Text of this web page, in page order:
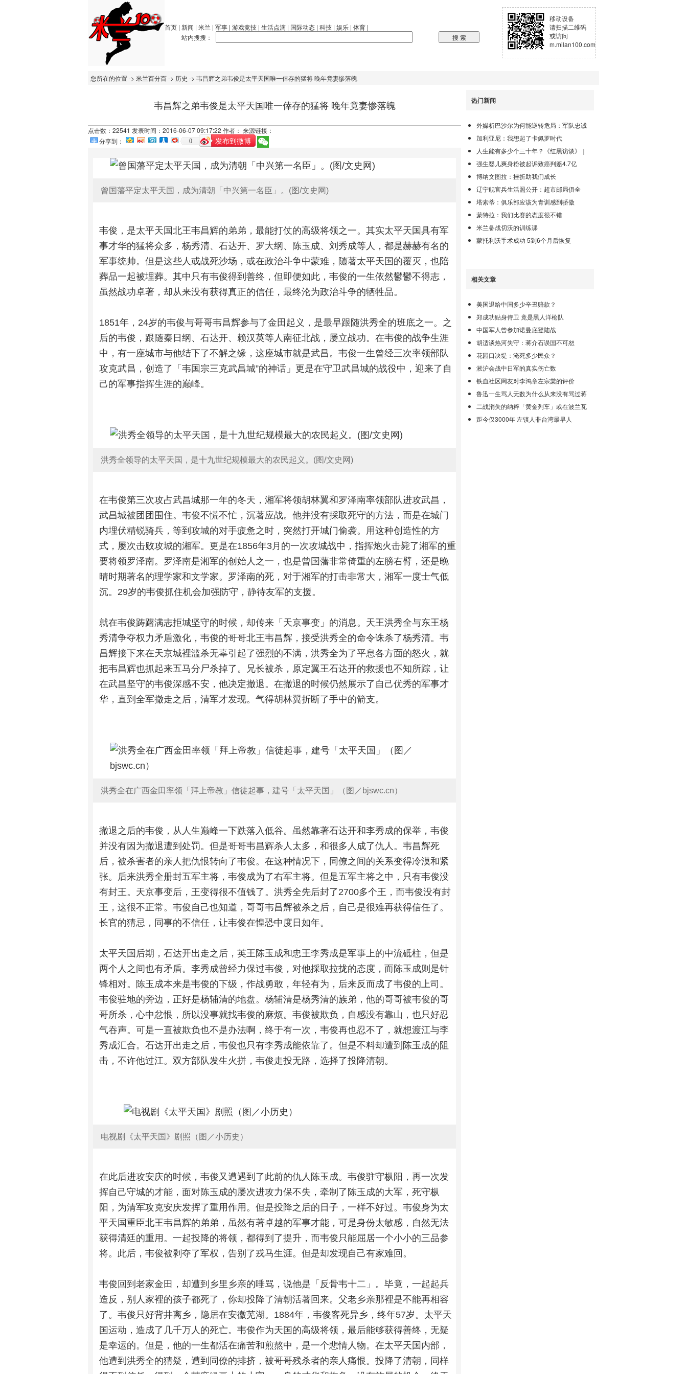
首页 | 新闻 | 米兰 | 军事 | 游戏竞技 | 生活点滴 | 国际动态 | 科技 | 娱乐 | 体育 |
站内搜搜：
移动设备
请扫描二维码
或访问
m.milan100.com
您所在的位置 -> 米兰百分百-> 历史 -> 韦昌辉之弟韦俊是太平天国唯一倖存的猛将 晚年竟妻惨落魄
韦昌辉之弟韦俊是太平天国唯一倖存的猛将 晚年竟妻惨落魄
点击数：22541 发表时间：2016-06-07 09:17:22 作者： 来源链接：
分享到： 0 发布到微博
曾国藩平定太平天国，成为清朝「中兴第一名臣」。(图/文史网)
韦俊，是太平天国北王韦昌辉的弟弟，最能打仗的高级将领之一。其实太平天国具有军
事才华的猛将众多，杨秀清、石达开、罗大纲、陈玉成、刘秀成等人，都是赫赫有名的
军事统帅。但是这些人或战死沙场，或在政治斗争中蒙难，随著太平天国的覆灭，也陪
葬品一起被埋葬。其中只有韦俊得到善终，但即便如此，韦俊的一生依然鬱鬱不得志，
虽然战功卓著，却从来没有获得真正的信任，最终沦为政治斗争的牺牲品。
1851年，24岁的韦俊与哥哥韦昌辉参与了金田起义，是最早跟随洪秀全的班底之一。之
后的韦俊，跟随秦日纲、石达开、赖汉英等人南征北战，屡立战功。在韦俊的战争生涯
中，有一座城市与他结下了不解之缘，这座城市就是武昌。韦俊一生曾经三次率领部队
攻克武昌，创造了「韦国宗三克武昌城”的神话」更是在守卫武昌城的战役中，迎来了自
己的军事指挥生涯的巅峰。
洪秀全领导的太平天国，是十九世纪规模最大的农民起义。(图/文史网)
在韦俊第三次攻占武昌城那一年的冬天，湘军将领胡林翼和罗泽南率领部队进攻武昌，
武昌城被团团围住。韦俊不慌不忙，沉著应战。他并没有採取死守的方法，而是在城门
内埋伏精锐骑兵，等到攻城的对手疲惫之时，突然打开城门偷袭。用这种创造性的方
式，屡次击败攻城的湘军。更是在1856年3月的一次攻城战中，指挥炮火击毙了湘军的重
要将领罗泽南。罗泽南是湘军的创始人之一，也是曾国藩非常倚重的左膀右臂，还是晚
晴时期著名的理学家和文学家。罗泽南的死，对于湘军的打击非常大，湘军一度士气低
沉。29岁的韦俊抓住机会加强防守，静待友军的支援。
就在韦俊踌躇满志拒城坚守的时候，却传来「天京事变」的消息。天王洪秀全与东王杨
秀清争夺权力矛盾激化，韦俊的哥哥北王韦昌辉，接受洪秀全的命令诛杀了杨秀清。韦
昌辉接下来在天京城裡滥杀无辜引起了强烈的不满，洪秀全为了平息各方面的怒火，就
把韦昌辉也抓起来五马分尸杀掉了。兄长被杀，原定翼王石达开的救援也不知所踪，让
在武昌坚守的韦俊深感不安，他决定撤退。在撤退的时候仍然展示了自己优秀的军事才
华，直到全军撤走之后，清军才发现。气得胡林翼折断了手中的箭支。
洪秀全在广西金田率领「拜上帝教」信徒起事，建号「太平天国」（图／bjswc.cn）
撤退之后的韦俊，从人生巅峰一下跌落入低谷。虽然靠著石达开和李秀成的保举，韦俊
并没有因为撤退遭到处罚。但是哥哥韦昌辉杀人太多，和很多人成了仇人。韦昌辉死
后，被杀害者的亲人把仇恨转向了韦俊。在这种情况下，同僚之间的关系变得冷漠和紧
张。后来洪秀全册封五军主将，韦俊成为了右军主将。但是五军主将之中，只有韦俊没
有封王。天京事变后，王变得很不值钱了。洪秀全先后封了2700多个王，而韦俊没有封
王，这很不正常。韦俊自己也知道，哥哥韦昌辉被杀之后，自己是很难再获得信任了。
长官的猜忌，同事的不信任，让韦俊在惶恐中度日如年。
太平天国后期，石达开出走之后，英王陈玉成和忠王李秀成是军事上的中流砥柱，但是
两个人之间也有矛盾。李秀成曾经力保过韦俊，对他採取拉拢的态度，而陈玉成则是针
锋相对。陈玉成本来是韦俊的下级，作战勇敢，年轻有为，后来反而成了韦俊的上司。
韦俊驻地的旁边，正好是杨辅清的地盘。杨辅清是杨秀清的族弟，他的哥哥被韦俊的哥
哥所杀，心中忿恨，所以没事就找韦俊的麻烦。韦俊被欺负，自感没有靠山，也只好忍
气吞声。可是一直被欺负也不是办法啊，终于有一次，韦俊再也忍不了，就想渡江与李
秀成汇合。石达开出走之后，韦俊也只有李秀成能依靠了。但是不料却遭到陈玉成的阻
击，不许他过江。双方部队发生火拼，韦俊走投无路，选择了投降清朝。
电视剧《太平天国》剧照（图／小历史）
在此后进攻安庆的时候，韦俊又遭遇到了此前的仇人陈玉成。韦俊驻守枞阳，再一次发
挥自己守城的才能，面对陈玉成的屡次进攻力保不失，牵制了陈玉成的大军，死守枞
阳，为清军攻克安庆发挥了重用作用。但是投降之后的日子，一样不好过。韦俊身为太
平天国重臣北王韦昌辉的弟弟，虽然有著卓越的军事才能，可是身份太敏感，自然无法
获得清廷的重用。一起投降的将领，都得到了提升，而韦俊只能屈居一个小小的三品参
将。此后，韦俊被剥夺了军权，告别了戎马生涯。但是却发现自己有家难回。
韦俊回到老家金田，却遭到乡里乡亲的唾骂，说他是「反骨韦十二」。毕竟，一起起兵
造反，别人家裡的孩子都死了，你却投降了清朝活著回来。父老乡亲那裡是不能再相容
了。韦俊只好背井离乡，隐居在安徽芜湖。1884年，韦俊客死异乡，终年57岁。太平天
国运动，造成了几千万人的死亡。韦俊作为天国的高级将领，最后能够获得善终，无疑
是幸运的。但是，他的一生都活在痛苦和煎熬中，是一个悲情人物。在太平天国内部，
他遭到洪秀全的猜疑，遭到同僚的排挤，被哥哥残杀者的亲人痛恨。投降了清朝，同样
热门新闻
外媒析巴沙尔为何能逆转危局：军队忠诚
加利亚尼：我想起了卡佩罗时代
人生能有多少个三十年？《红黑访谈》｜
强生婴儿爽身粉被起诉致癌判赔4.7亿
博纳文图拉：挫折助我们成长
辽宁舰官兵生活照公开：超市邮局俱全
塔索蒂：俱乐部应该为青训感到骄傲
蒙特拉：我们比赛的态度很不错
米兰备战切沃的训练课
蒙托利沃手术成功 5到6个月后恢复
相关文章
美国退给中国多少辛丑赔款？
郑成功贴身侍卫 竟是黑人洋枪队
中国军人曾参加诺曼底登陆战
胡适谈热河失守：蒋介石误国不可恕
花园口决堤：淹死多少民众？
淞沪会战中日军的真实伤亡数
铁血社区网友对李鸿章左宗棠的评价
鲁迅一生骂人无数为什么从来没有骂过蒋
二战消失的纳粹「黄金列车」或在波兰瓦
距今仅3000年 左镇人非台湾最早人